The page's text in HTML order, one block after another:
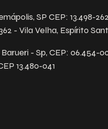
SP CEP: 13.498-262
- Vila Velha, Espírito
- Sp, CEP: 06.454-
13.480-041